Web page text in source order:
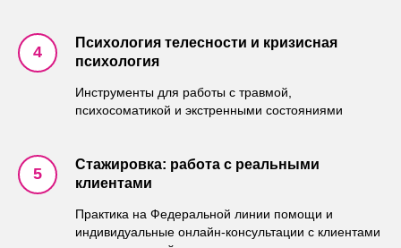
Психология телесности и кризисная
психология
Инструменты для работы с травмой,
психосоматикой и экстренными состояниями
Стажировка: работа с реальными
клиентами
Практика на Федеральной линии помощи и
индивидуальные онлайн-консультации с клиентами